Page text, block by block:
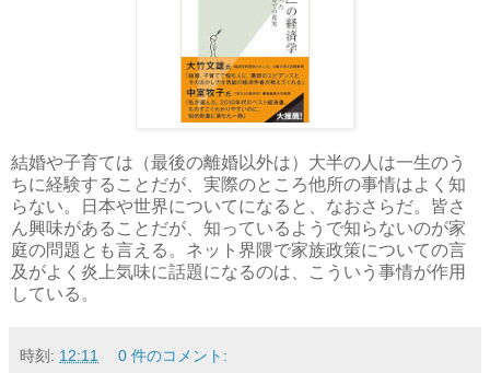
結婚や子育ては（最後の離婚以外は）大半の人は一生のう
ちに経験することだが、実際のところ他所の事情はよく知
らない。日本や世界についてになると、なおさらだ。皆さ
ん興味があることだが、知っているようで知らないのが家
庭の問題とも言える。ネット界隈で家族政策についての言
及がよく炎上気味に話題になるのは、こういう事情が作用
している。
時刻: 12:11 0 件のコメント: